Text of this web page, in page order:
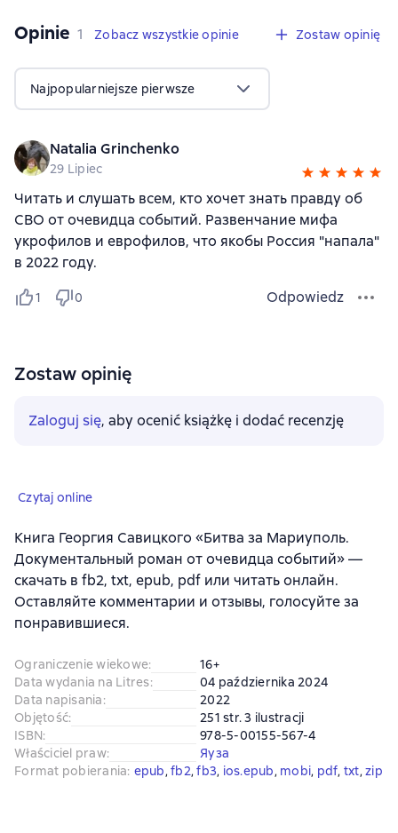
Opinie 1 opinia
1 Zobacz wszystkie opinie Zostaw opinię
Najpopularniejsze pierwsze
Natalia Grinchenko
29 Lipiec
Читать и слушать всем, кто хочет знать правду об
СВО от очевидца событий. Развенчание мифа
укрофилов и еврофилов, что якобы Россия "напала"
в 2022 году.
1 0 Odpowiedz
Zostaw opinię
Zaloguj się, aby ocenić książkę i dodać recenzję
Czytaj online
Книга Георгия Савицкого «Битва за Мариуполь.
Документальный роман от очевидца событий» —
скачать в fb2, txt, epub, pdf или читать онлайн.
Оставляйте комментарии и отзывы, голосуйте за
понравившиеся.
Ograniczenie wiekowe:
16+
Data wydania na Litres:
04 października 2024
Data napisania:
2022
Objętość:
251 str. 3 ilustracji
ISBN:
978-5-00155-567-4
Właściciel praw:
Яуза
Format pobierania: epub, fb2, fb3, ios.epub, mobi, pdf, txt, zip